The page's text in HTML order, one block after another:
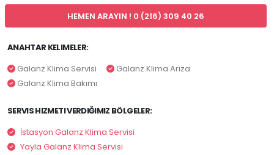
HEMEN ARAYIN ! 0 (216) 309 40 26
ANAHTAR KELIMELER:
Galanz Klima Servisi
Galanz Klima Arıza
Galanz Klima Bakımı
SERVIS HIZMETI VERDIĞIMIZ BÖLGELER:
İstasyon Galanz Klima Servisi
Yayla Galanz Klima Servisi